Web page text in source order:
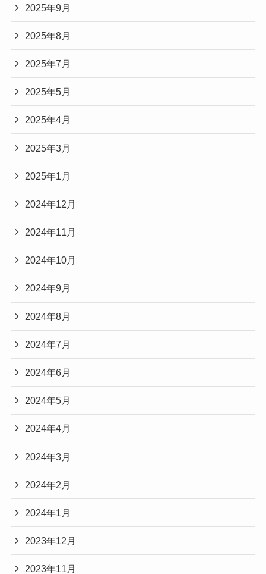
2025年9月
2025年8月
2025年7月
2025年5月
2025年4月
2025年3月
2025年1月
2024年12月
2024年11月
2024年10月
2024年9月
2024年8月
2024年7月
2024年6月
2024年5月
2024年4月
2024年3月
2024年2月
2024年1月
2023年12月
2023年11月